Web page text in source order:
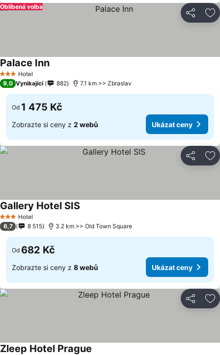
Sdílet
Oblíbená volba
3 Počet hvězdiček
Hotel
Palace Inn
9,0 Vynikající 882 7.1 km >> Zbraslav
Od 1 475 Kč
Zobrazte si ceny z 2 webů Ukázat ceny
Sdílet
3 Počet hvězdiček
Hotel
Gallery Hotel SIS
6,7 8 515 3.2 km >> Old Town Square
Od 682 Kč
Zobrazte si ceny z 8 webů Ukázat ceny
Sdílet
Zleep Hotel Prague